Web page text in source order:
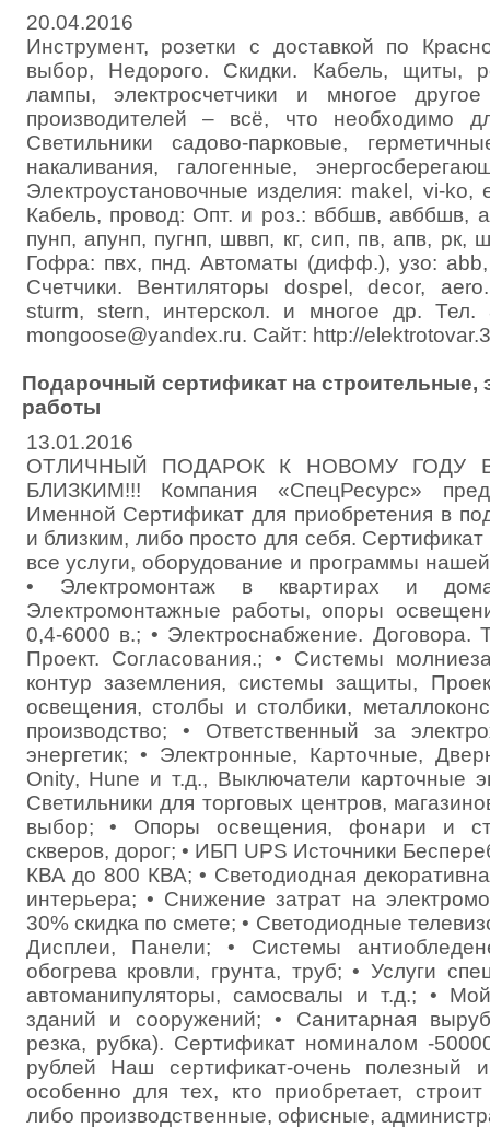
20.04.2016
Инструмент, розетки с доставкой по
выбор, Недорого. Скидки. Кабель, щиты,
лампы, электросчетчики и многое
производителей – всё, что необходимо
Светильники садово-парковые,
накаливания, галогенные,
Электроустановочные изделия: makel, vi-ko,
Кабель, провод: Опт. и роз.: вббшв, авббшв,
пунп, апунп, пугнп, шввп, кг, сип, пв, апв, рк,
Гофра: пвх, пнд. Автоматы (дифф.), узо:
Счетчики. Вентиляторы dospel, decor,
sturm, stern, интерскол. и многое др. Тел.
mongoose@yandex.ru. Сайт: http://
Подарочный сертификат на строительные,
работы
13.01.2016
ОТЛИЧНЫЙ ПОДАРОК К НОВОМУ
БЛИЗКИМ!!! Компания «СпецРесурс»
Именной Сертификат для приобретения в
и близким, либо просто для себя. Сертификат
все услуги, оборудование и программы
• Электромонтаж в квартирах и
Электромонтажные работы, опоры
0,4-6000 в.; • Электроснабжение. Договора.
Проект. Согласования.; • Системы
контур заземления, системы защиты,
освещения, столбы и столбики,
производство; • Ответственный за
энергетик; • Электронные, Карточные,
Onity, Hune и т.д., Выключатели карточные
Светильники для торговых центров,
выбор; • Опоры освещения, фонари и
скверов, дорог; • ИБП UPS Источники
КВА до 800 КВА; • Светодиодная
интерьера; • Снижение затрат на
30% скидка по смете; • Светодиодные
Дисплеи, Панели; • Системы
обогрева кровли, грунта, труб; • Услуги
автоманипуляторы, самосвалы и т.д.; •
зданий и сооружений; • Санитарная
резка, рубка). Сертификат номиналом -
рублей Наш сертификат-очень полезный
особенно для тех, кто приобретает,
либо производственные, офисные,